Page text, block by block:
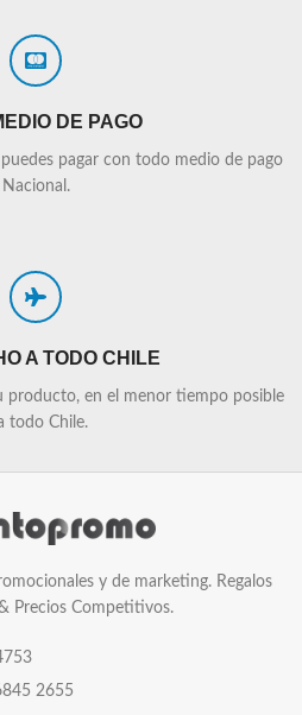
DE PAGO
pagar con todo medio de pago
Nacional.
A TODO CHILE
producto, en el menor tiempo posible
todo Chile.
y de marketing. Regalos
Precios Competitivos.
2655